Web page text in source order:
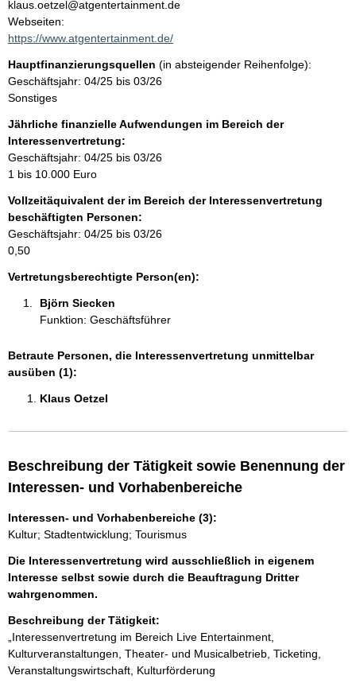
t
n
t
a
t
i
n
f
o
r
m
t
i
o
n
e
klaus.oetzel@atgentertainment.de
Webseiten:
https://www.atgentertainment.de/
Hauptfinanzierungsquellen (in absteigender Reihenfolge):
Geschäftsjahr: 04/25 bis 03/26
Sonstiges
Jährliche finanzielle Aufwendungen im Bereich der
Interessenvertretung:
Geschäftsjahr: 04/25 bis 03/26
1 bis 10.000 Euro
Vollzeitäquivalent der im Bereich der Interessenvertretung
beschäftigten Personen:
Geschäftsjahr: 04/25 bis 03/26
0,50
Vertretungsberechtigte Person(en):
Björn Siecken
Funktion: Geschäftsführer
Betraute Personen, die Interessenvertretung unmittelbar
ausüben (1):
Klaus Oetzel
Beschreibung der Tätigkeit sowie Benennung der
Interessen- und Vorhabenbereiche
Interessen- und Vorhabenbereiche (3):
Kultur; Stadtentwicklung; Tourismus
Die Interessenvertretung wird ausschließlich in eigenem
Interesse selbst sowie durch die Beauftragung Dritter
wahrgenommen.
Beschreibung der Tätigkeit:
„Interessenvertretung im Bereich Live Entertainment,
Kulturveranstaltungen, Theater- und Musicalbetrieb, Ticketing,
Veranstaltungswirtschaft, Kulturförderung